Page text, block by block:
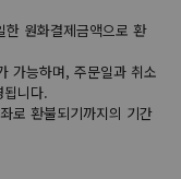
원화결제금액으로 환
가능하며, 주문일과 취소
니다.
로 환불되기까지의 기간